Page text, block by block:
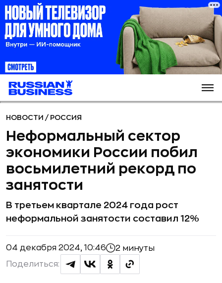
НОВОСТИ / РОССИЯ
Неформальный сектор
экономики России побил
восьмилетний рекорд по
занятости
В третьем квартале 2024 года рост
неформальной занятости составил 12%
04 декабря 2024, 10:46 2 минуты
Поделиться: